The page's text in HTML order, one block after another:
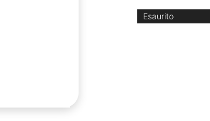
Esaurito